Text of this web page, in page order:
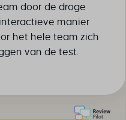
door de droge
manier
het hele team zich
van de test.